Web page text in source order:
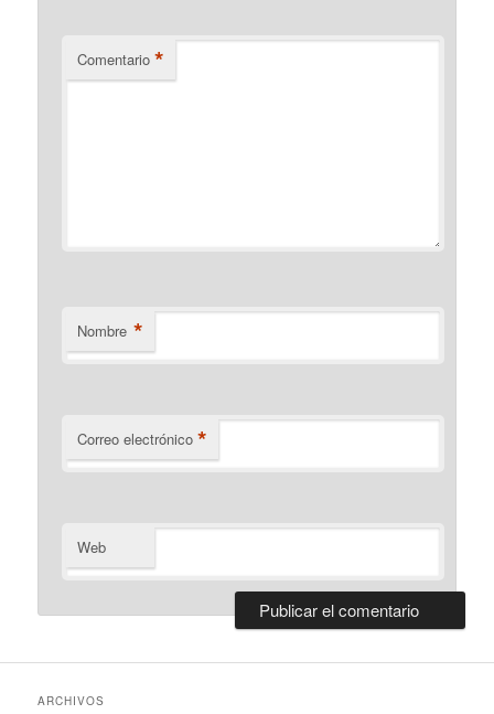
Comentario *
Nombre *
Correo electrónico *
Web
ARCHIVOS